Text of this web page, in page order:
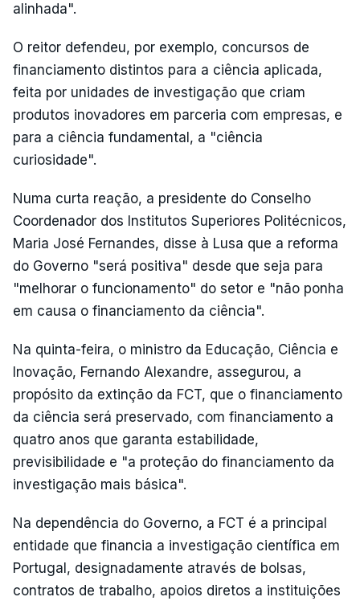
alinhada".
O reitor defendeu, por exemplo, concursos de
financiamento distintos para a ciência aplicada,
feita por unidades de investigação que criam
produtos inovadores em parceria com empresas, e
para a ciência fundamental, a "ciência
curiosidade".
Numa curta reação, a presidente do Conselho
Coordenador dos Institutos Superiores Politécnicos,
Maria José Fernandes, disse à Lusa que a reforma
do Governo "será positiva" desde que seja para
"melhorar o funcionamento" do setor e "não ponha
em causa o financiamento da ciência".
Na quinta-feira, o ministro da Educação, Ciência e
Inovação, Fernando Alexandre, assegurou, a
propósito da extinção da FCT, que o financiamento
da ciência será preservado, com financiamento a
quatro anos que garanta estabilidade,
previsibilidade e "a proteção do financiamento da
investigação mais básica".
Na dependência do Governo, a FCT é a principal
entidade que financia a investigação científica em
Portugal, designadamente através de bolsas,
contratos de trabalho, apoios diretos a instituições